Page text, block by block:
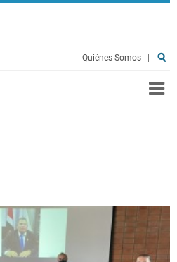
Quiénes Somos